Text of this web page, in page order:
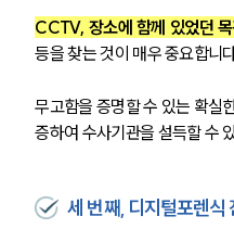
CCTV, 장소에 함께 있었던
등을 찾는 것이 매우 중요합니
무고함을 증명할 수 있는 확실
증하여 수사기관을 설득할 수
세 번째, 디지털포렌식